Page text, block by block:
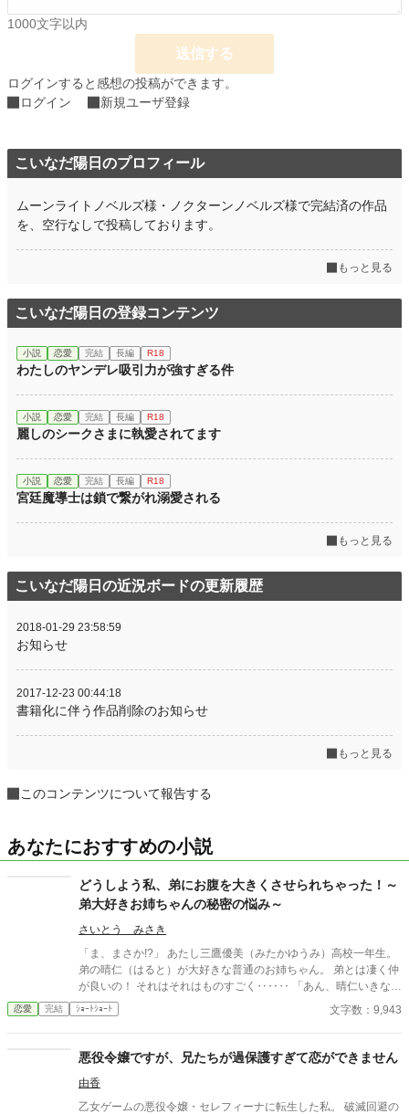
月間ポイント 1,241 pt (21,346 位)
3,530 pt (53,756 位)
累計ポイント 47,839 pt (45,660 位)
1000文字以内
送信する
ログインすると感想の投稿ができます。
ログイン
新規ユーザ登録
こいなだ陽日のプロフィール
ムーンライトノベルズ様・ノクターンノベルズ様で完結済の作品
を、空行なしで投稿しております。
もっと見る
こいなだ陽日の登録コンテンツ
小説 恋愛 完結 長編 R18
わたしのヤンデレ吸引力が強すぎる件
小説 恋愛 完結 長編 R18
麗しのシークさまに執愛されてます
小説 恋愛 完結 長編 R18
宮廷魔導士は鎖で繋がれ溺愛される
もっと見る
こいなだ陽日の近況ボードの更新履歴
2018-01-29 23:58:59
お知らせ
2017-12-23 00:44:18
書籍化に伴う作品削除のお知らせ
もっと見る
このコンテンツについて報告する
あなたにおすすめの小説
どうしよう私、弟にお腹を大きくさせられちゃった！～
弟大好きお姉ちゃんの秘密の悩み～
さいとう みさき
「ま、まさか!?」 あたし三鷹優美（みたかゆうみ）高校一年生。
弟の晴仁（はると）が大好きな普通のお姉ちゃん。 弟とは凄く仲
が良いの！ それはそれはものすごく‥‥‥ 「あん、晴仁いきなり
そんなのお口に入らないよぉ～♡」 そんな関係のあたしたち。 で
もある日トイレであたしはアレが来そうなのになかなか来ないの
お腹が出て来てる!?」 お姉ちゃんの秘密の悩みです。
恋愛 完結 ｼｮｰﾄｼｮｰﾄ 文字数：9,943
悪役令嬢ですが、兄たちが過保護すぎて恋ができません
由香
乙女ゲームの悪役令嬢・セレフィーナに転生した私。 破滅回避の